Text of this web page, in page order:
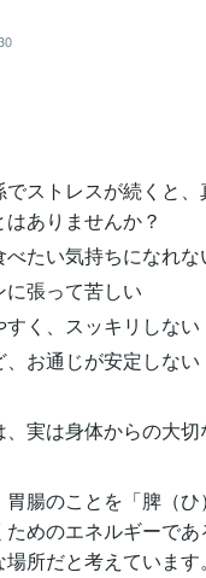
ストレスが続くと
ありませんか？
べたい気持ちになれな
張って苦しい
すく、スッキリしない
お通じが安定しない
実は身体からの大切
腸のことを「脾（
めのエネルギーで
所だと考えています。